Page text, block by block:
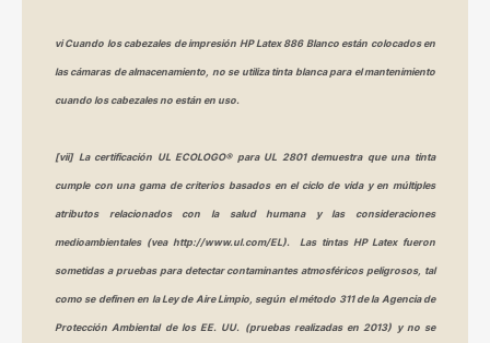
vi Cuando los cabezales de impresión HP Latex 886 Blanco están colocados en
las cámaras de almacenamiento, no se utiliza tinta blanca para el mantenimiento
cuando los cabezales no están en uso.
[vii] La certificación UL ECOLOGO® para UL 2801 demuestra que una tinta
cumple con una gama de criterios basados en el ciclo de vida y en múltiples
atributos relacionados con la salud humana y las consideraciones
medioambientales (vea http://www.ul.com/EL). Las tintas HP Latex fueron
sometidas a pruebas para detectar contaminantes atmosféricos peligrosos, tal
como se definen en la Ley de Aire Limpio, según el método 311 de la Agencia de
Protección Ambiental de los EE. UU. (pruebas realizadas en 2013) y no se